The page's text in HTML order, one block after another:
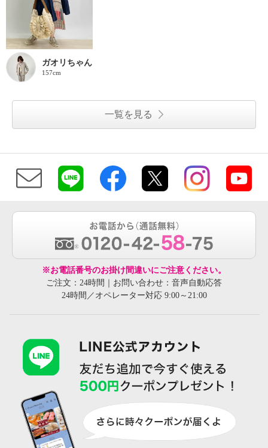
ガオリちゃん
157cm
一覧を見る
※お電話番号のお掛け間違いにご注意ください。
ご注文：24時間｜お問い合わせ：音声自動応答
24時間／オペレーター対応 9:00～21:00